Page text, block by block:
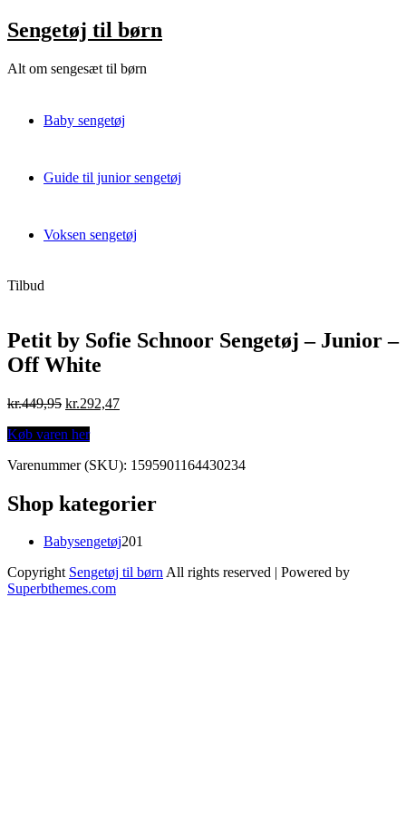
Skip
to
Sengetøj til børn
Alt om sengesæt til børn
Baby sengetøj
Guide til junior sengetøj
Voksen sengetøj
Tilbud
Petit by Sofie Schnoor Sengetøj – Junior –
Off White
kr.449,95 Original
was:
kr.292,47Current
Køb varen her
Varenummer (SKU): 1595901164430234
Shop kategorier
Babysengetøj201
Copyright Sengetøj til børnAll rights reserved | Powered by
Superbthemes.com